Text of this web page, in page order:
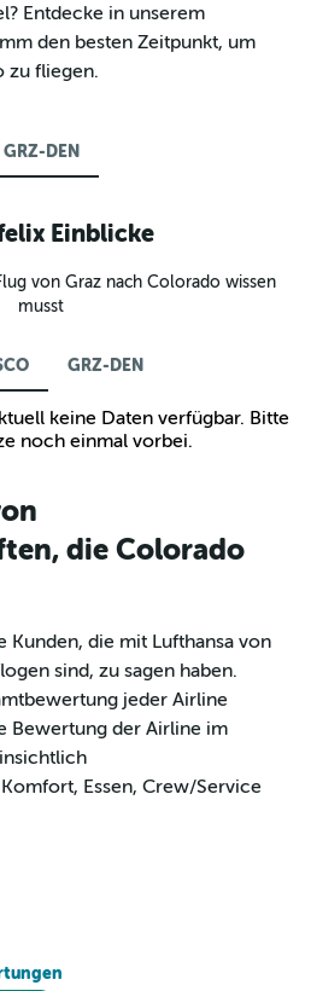
Entdecke in unserem
den besten Zeitpunkt, um
zu fliegen.
GRZ-DEN
Einblicke
von Graz nach Colorado wissen
musst
GRZ-DEN
keine Daten verfügbar. Bitte
noch einmal vorbei.
die Colorado
Kunden, die mit Lufthansa von
sind, zu sagen haben.
jeder Airline
Bewertung der Airline im
Essen, Crew/Service